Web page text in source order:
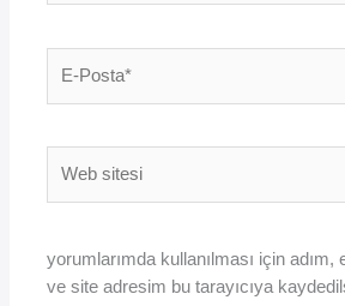
Posta*
sitesi
yorumlarımda kullanılması için adım,
ve site adresim bu tarayıcıya